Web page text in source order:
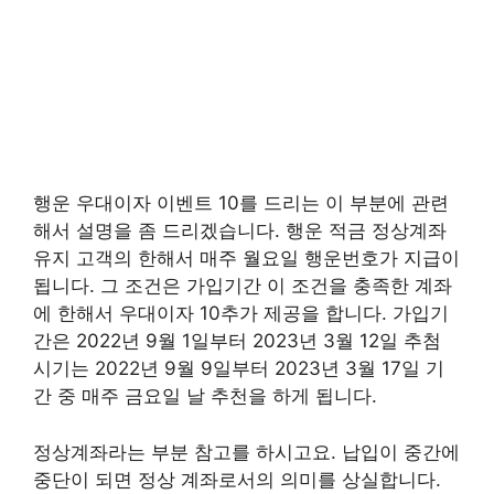
행운 우대이자 이벤트 10를 드리는 이 부분에 관련
해서 설명을 좀 드리겠습니다. 행운 적금 정상계좌
유지 고객의 한해서 매주 월요일 행운번호가 지급이
됩니다. 그 조건은 가입기간 이 조건을 충족한 계좌
에 한해서 우대이자 10추가 제공을 합니다. 가입기
간은 2022년 9월 1일부터 2023년 3월 12일 추첨
시기는 2022년 9월 9일부터 2023년 3월 17일 기
간 중 매주 금요일 날 추천을 하게 됩니다.
정상계좌라는 부분 참고를 하시고요. 납입이 중간에
중단이 되면 정상 계좌로서의 의미를 상실합니다.